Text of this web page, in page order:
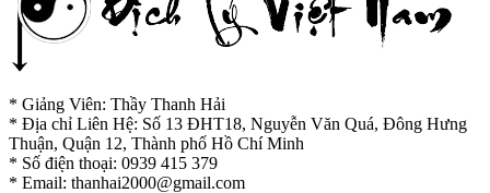
* Giảng Viên: Thầy Thanh Hải
* Địa chỉ Liên Hệ: Số 13 ĐHT18, Nguyễn Văn Quá, Đông Hưng
Thuận, Quận 12, Thành phố Hồ Chí Minh
* Số điện thoại: 0939 415 379
* Email: thanhai2000@gmail.com